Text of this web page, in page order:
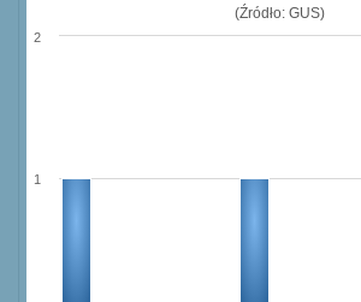
(Źródło: GUS)
1
2